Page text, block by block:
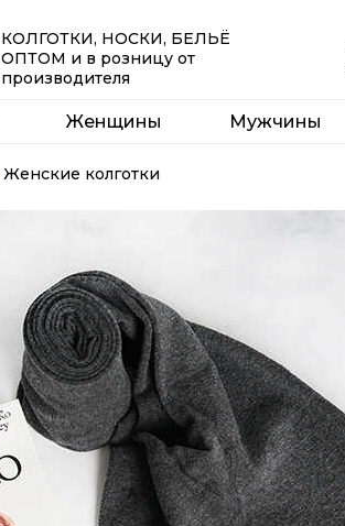
КОЛГОТКИ, НОСКИ, БЕЛЬЁ
ОПТОМ и в розницу от
производителя
Женские колготки
Женщины Мужчины